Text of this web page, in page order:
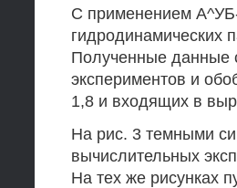
С применением
гидродинамических
Полученные данные
экспериментов и
1,8 и входящих в
На рис. 3 темными
вычислительных
На тех же рисунках